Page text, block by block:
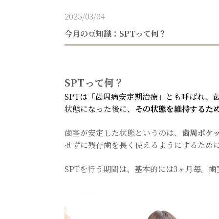
2025/03/04
今月の豆知識：SPTって何？
SPTって何？
SPTは「歯周病安定期治療」とも呼ばれ、
状態になった後に、 その状態を維持するた
歯茎が安定した状態というのは、 歯周ポケ
せずに残存歯を長く使えるようにするため
SPTを行う期間は、基本的には3ヶ月毎。